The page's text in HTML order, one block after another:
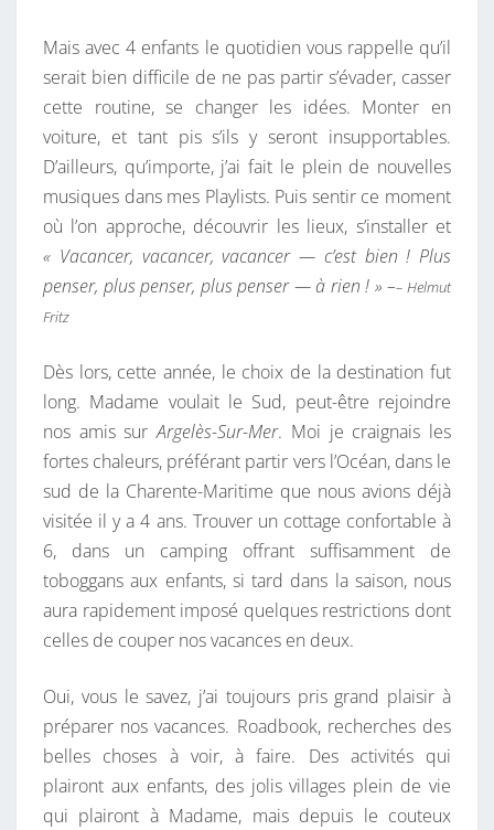
T
E
-
M
A
R
I
T
I
Mais avec 4 enfants le quotidien vous rappelle qu’il
serait bien difficile de ne pas partir s’évader, casser
cette routine, se changer les idées. Monter en
voiture, et tant pis s’ils y seront insupportables.
D’ailleurs, qu’importe, j’ai fait le plein de nouvelles
musiques dans mes Playlists. Puis sentir ce moment
où l’on approche, découvrir les lieux, s’installer et
« Vacancer, vacancer, vacancer — c’est bien ! Plus
penser, plus penser, plus penser — à rien ! » –– Helmut
Fritz
Dès lors, cette année, le choix de la destination fut
long. Madame voulait le Sud, peut-être rejoindre
nos amis surArgelès-Sur-Mer. Moi je craignais les
fortes chaleurs, préférant partir vers l’Océan, dans le
sud de la Charente-Maritime que nous avions déjà
visitée il y a 4 ans. Trouver un cottage confortable à
6, dans un camping offrant suffisamment de
toboggans aux enfants, si tard dans la saison, nous
aura rapidement imposé quelques restrictions dont
celles de couper nos vacances en deux.
Oui, vous le savez, j’ai toujours pris grand plaisir à
préparer nos vacances. Roadbook, recherches des
belles choses à voir, à faire. Des activités qui
plairont aux enfants, des jolis villages plein de vie
qui plairont à Madame, mais depuis le couteux